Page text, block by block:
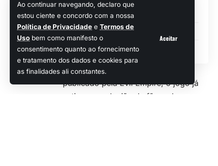
Ao continuar navegando, declaro que
estou ciente e concordo com a nossa
Política de Privacidade e Termos de
Uso bem como manifesto o
consentimento quanto ao fornecimento
e tratamento dos dados e cookies para
as finalidades ali constantes.
Aceitar
A Conclusão de uma Era
Razões por trás do fim
Novos projetos do Evil Empire
Desenvolvido pela Motion Twin e
publicado pela Evil Empire, o jogo já
cativou uma legião de fãs ao longo